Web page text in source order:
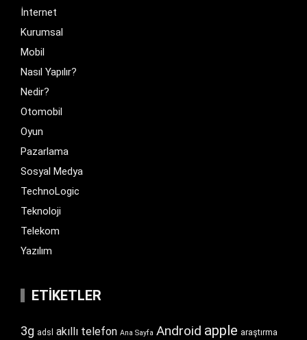
İnternet
Kurumsal
Mobil
Nasıl Yapılır?
Nedir?
Otomobil
Oyun
Pazarlama
Sosyal Medya
TechnoLogic
Teknoloji
Telekom
Yazılım
ETIKETLER
3g adsl akıllı telefon Ana Sayfa Android apple araştırma